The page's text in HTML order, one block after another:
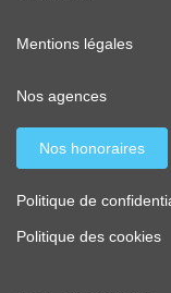
Mentions légales
Nos agences
Nos honoraires
Politique de
Politique des cookies